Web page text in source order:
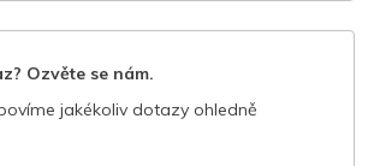
Ozvěte se nám.
jakékoliv dotazy ohledně